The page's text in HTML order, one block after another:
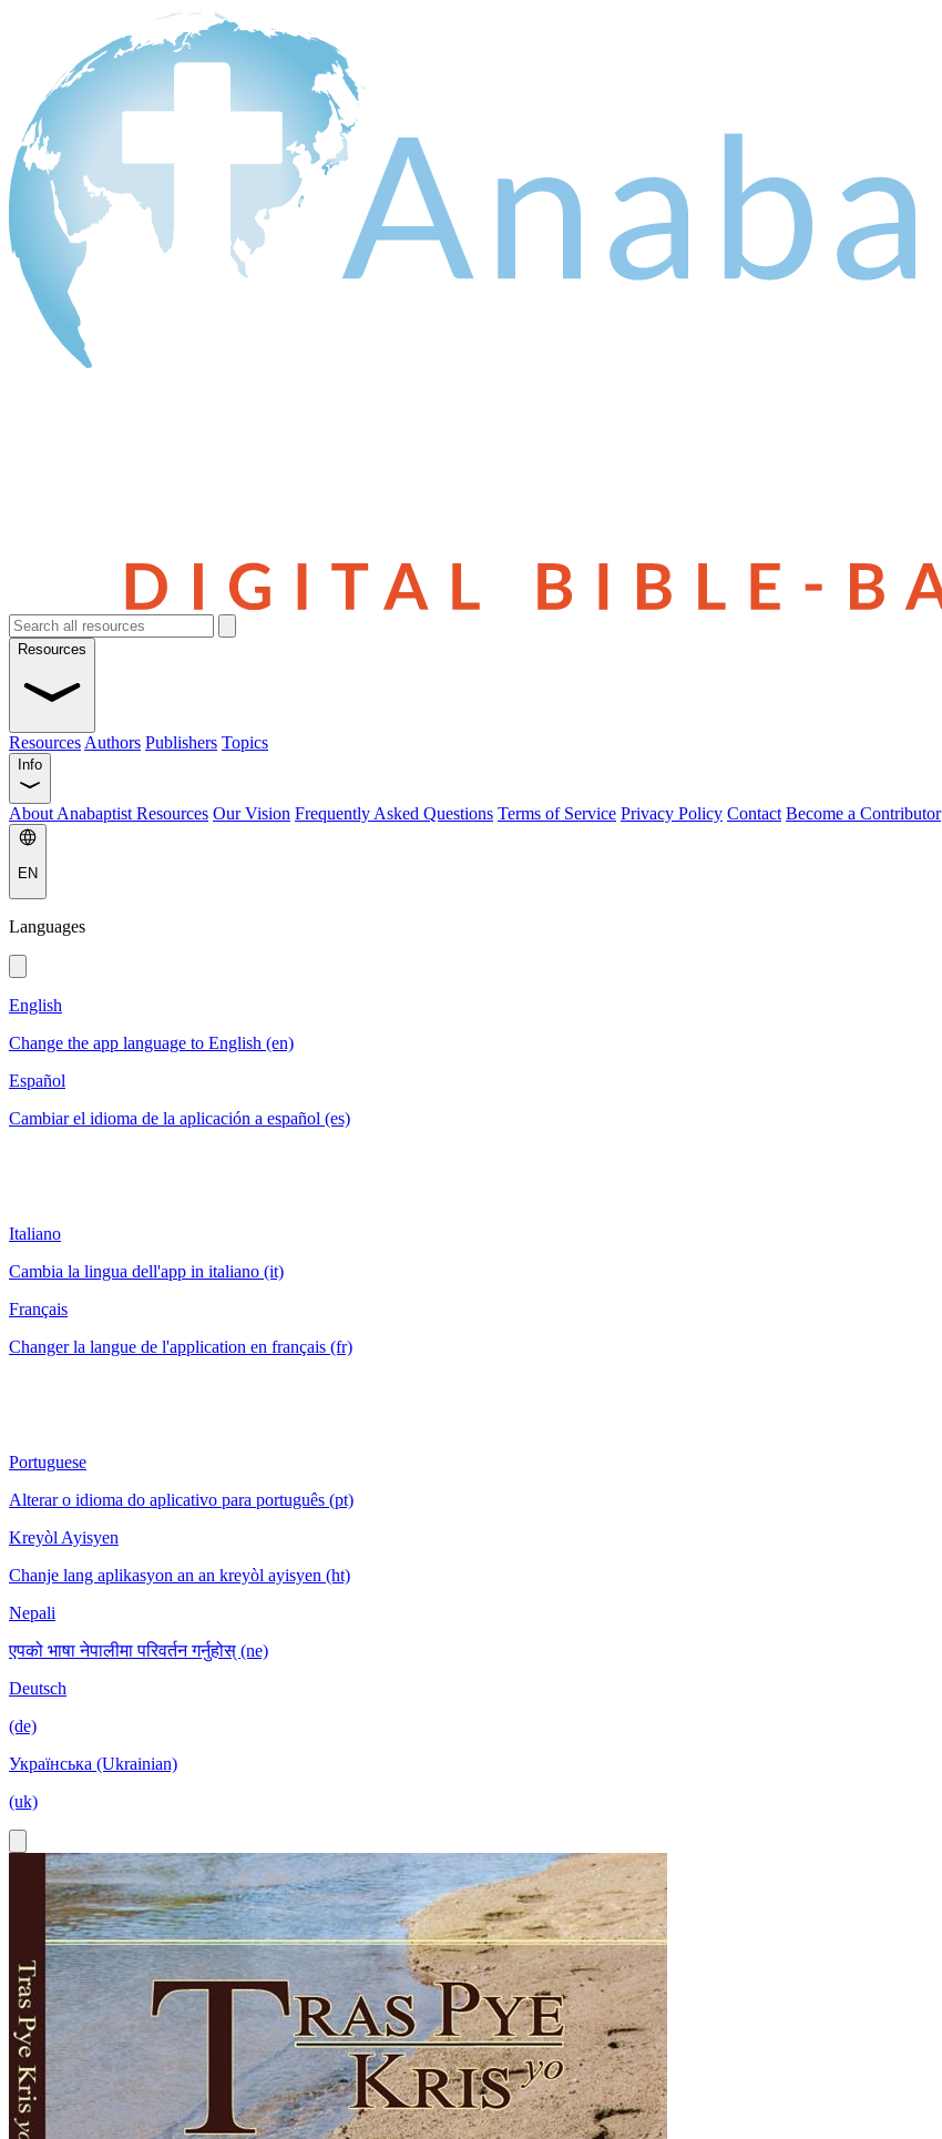
Resources
Resources Authors Publishers Topics
Info
About Anabaptist Resources Our Vision Frequently Asked Questions Terms of Service Privacy Policy Contact Become a Contributor
EN
Languages
English
Change the app language to English (en)
Español
Cambiar el idioma de la aplicación a español (es)
Italiano
Cambia la lingua dell'app in italiano (it)
Français
Changer la langue de l'application en français (fr)
Portuguese
Alterar o idioma do aplicativo para português (pt)
Kreyòl Ayisyen
Chanje lang aplikasyon an an kreyòl ayisyen (ht)
Nepali
एपको भाषा नेपालीमा परिवर्तन गर्नुहोस् (ne)
Deutsch
(de)
Українська (Ukrainian)
(uk)